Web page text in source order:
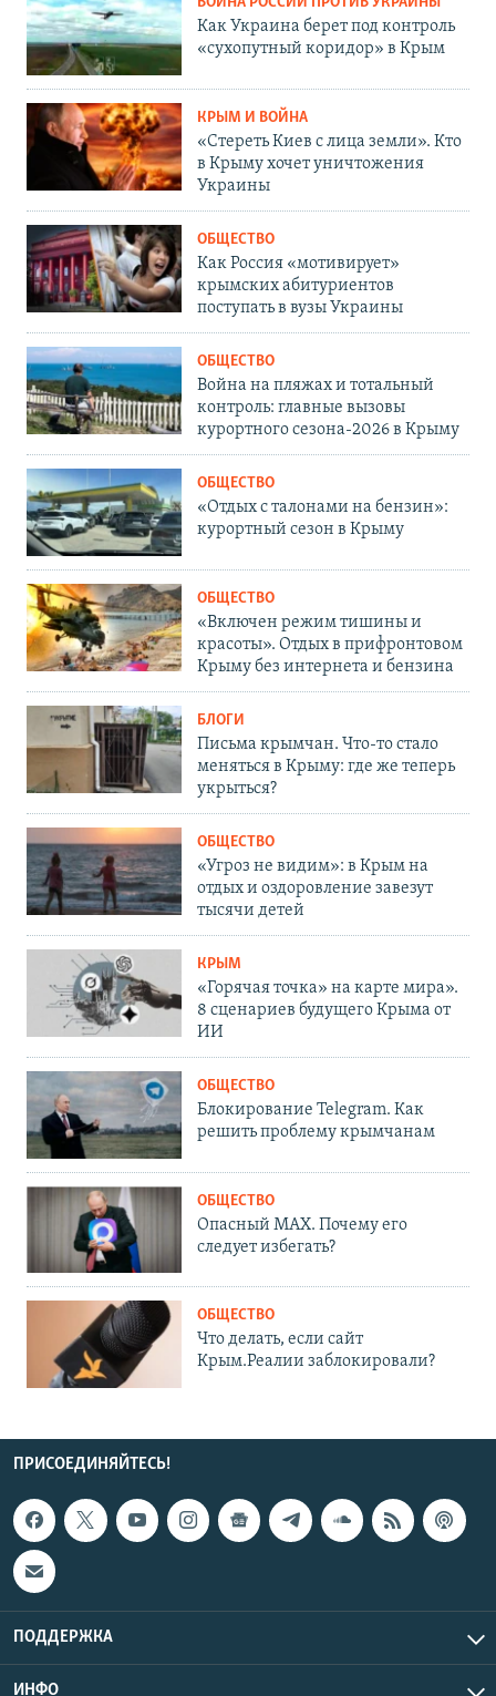
Как Украина берет под контроль
«сухопутный коридор» в Крым
КРЫМ И ВОЙНА
«Стереть Киев с лица земли». Кто
в Крыму хочет уничтожения
Украины
ОБЩЕСТВО
Как Россия «мотивирует»
крымских абитуриентов
поступать в вузы Украины
ОБЩЕСТВО
Война на пляжах и тотальный
контроль: главные вызовы
курортного сезона-2026 в Крыму
ОБЩЕСТВО
«Отдых с талонами на бензин»:
курортный сезон в Крыму
ОБЩЕСТВО
«Включен режим тишины и
красоты». Отдых в прифронтовом
Крыму без интернета и бензина
БЛОГИ
Письма крымчан. Что-то стало
меняться в Крыму: где же теперь
укрыться?
ОБЩЕСТВО
«Угроз не видим»: в Крым на
отдых и оздоровление завезут
тысячи детей
КРЫМ
«Горячая точка» на карте мира».
8 сценариев будущего Крыма от
ИИ
ОБЩЕСТВО
Блокирование Telegram. Как
решить проблему крымчанам
ОБЩЕСТВО
Опасный MAX. Почему его
следует избегать?
ОБЩЕСТВО
Что делать, если сайт
Крым.Реалии заблокировали?
ПРИСОЕДИНЯЙТЕСЬ!
ПОДДЕРЖКА
ИНФО